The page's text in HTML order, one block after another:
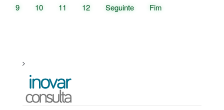
9
10 11 12 Seguinte Fim